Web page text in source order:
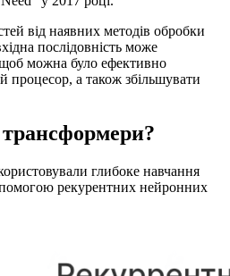
від наявних методів обробки
послідовність може
можна було ефективно
процесор, а також збільшувати
глибоке навчання
рекурентних нейронних